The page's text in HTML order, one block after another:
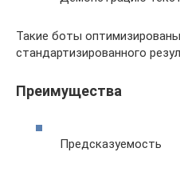
Такие боты
стандартизированного
Преимущества
Предсказуемость